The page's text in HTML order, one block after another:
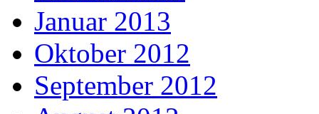
Januar 2013
Oktober 2012
September 2012